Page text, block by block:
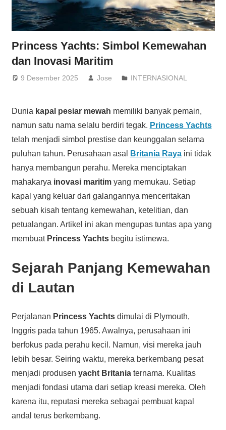
Princess Yachts: Simbol Kemewahan
dan Inovasi Maritim
9 Desember 2025 Jose INTERNASIONAL
Dunia kapal pesiar mewah memiliki banyak pemain,
namun satu nama selalu berdiri tegak. Princess Yachts
telah menjadi simbol prestise dan keunggalan selama
puluhan tahun. Perusahaan asal
Britania Rayaini tidak
hanya membangun perahu. Mereka menciptakan
mahakarya inovasi maritimyang memukau. Setiap
kapal yang keluar dari galangannya menceritakan
sebuah kisah tentang kemewahan, ketelitian, dan
petualangan. Artikel ini akan mengupas tuntas apa yang
membuat Princess Yachtsbegitu istimewa.
Sejarah Panjang Kemewahan
di Lautan
Perjalanan Princess Yachtsdimulai di Plymouth,
Inggris pada tahun 1965. Awalnya, perusahaan ini
berfokus pada perahu kecil. Namun, visi mereka jauh
lebih besar. Seiring waktu, mereka berkembang pesat
menjadi produsen yacht Britaniaternama. Kualitas
menjadi fondasi utama dari setiap kreasi mereka. Oleh
karena itu, reputasi mereka sebagai pembuat kapal
andal terus berkembang.